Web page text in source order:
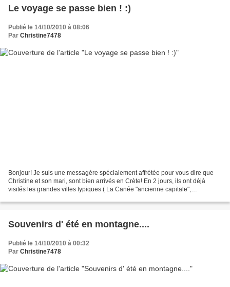
Le voyage se passe bien ! :)
Publié le 14/10/2010 à 08:06
Par Christine7478
Bonjour! Je suis une messagère spécialement affrétée pour vous dire que
Christine et son mari, sont bien arrivés en Crète! En 2 jours, ils ont déjà
visités les grandes villes typiques ( La Canée "ancienne capitale",
Souvenirs d' été en montagne....
Publié le 14/10/2010 à 00:32
Par Christine7478